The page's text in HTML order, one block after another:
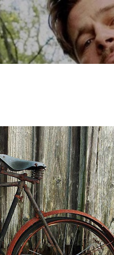
contenu principal